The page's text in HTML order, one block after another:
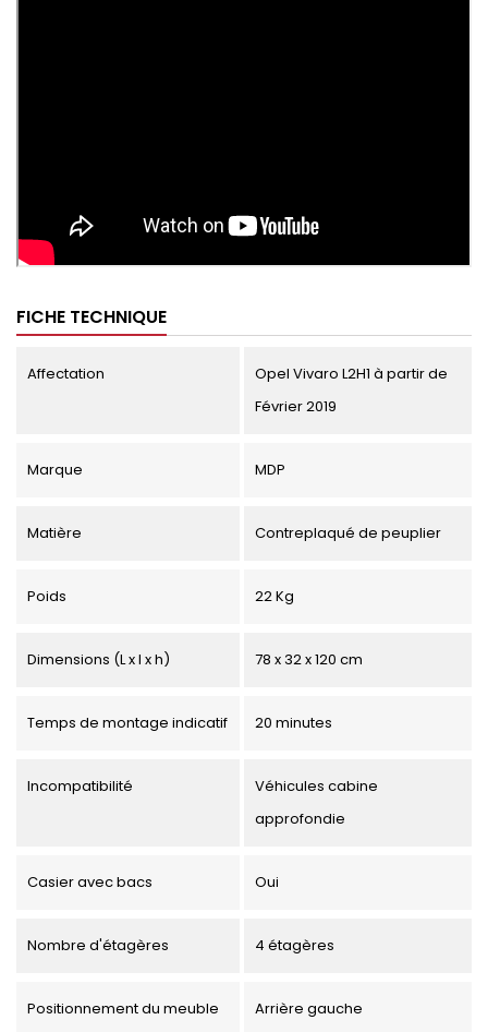
FICHE TECHNIQUE
Affectation
Opel Vivaro L2H1 à partir de
Février 2019
Marque MDP
Matière Contreplaqué de peuplier
Poids 22 Kg
Dimensions (L x l x h) 78 x 32 x 120 cm
Temps de montage indicatif 20 minutes
Incompatibilité
Véhicules cabine
approfondie
Casier avec bacs Oui
Nombre d'étagères 4 étagères
Positionnement du meuble Arrière gauche